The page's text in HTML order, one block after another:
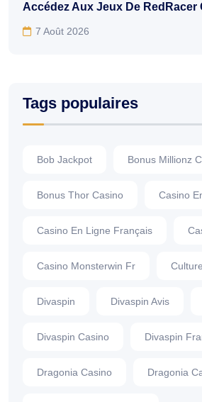
Accédez Aux Jeux De RedRacer
7 Août 2026
Tags populaires
Bob Jackpot Bonus Millionz
Bonus Thor Casino Casino
Casino En Ligne Français
Casino Monsterwin Fr
Divaspin Divaspin Avis
Divaspin Casino Divaspin
Dragonia Casino Dragonia